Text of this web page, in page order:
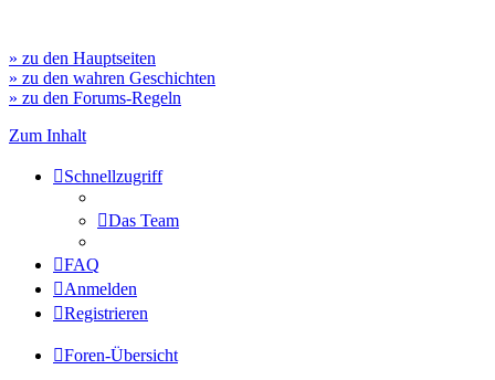
» zu den Hauptseiten
» zu den wahren Geschichten
» zu den Forums-Regeln
Zum Inhalt
Schnellzugriff
Das Team
FAQ
Anmelden
Registrieren
Foren-Übersicht